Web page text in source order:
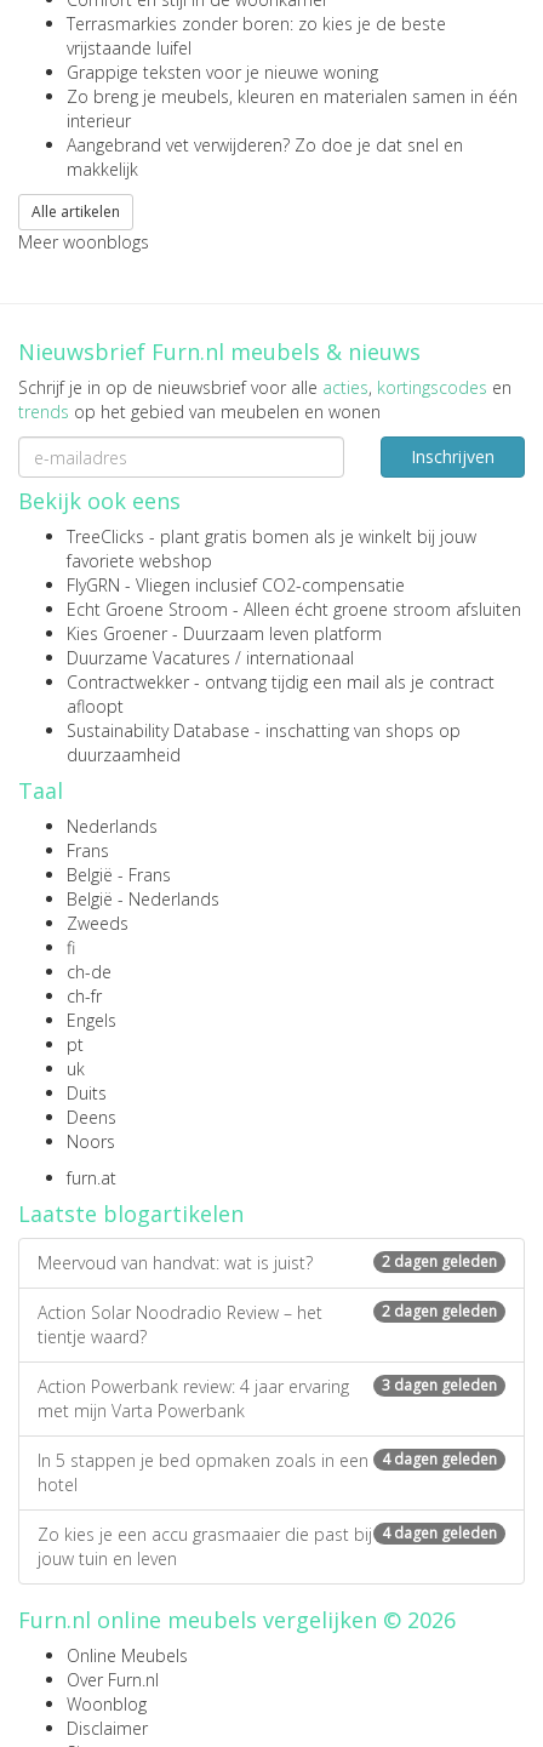
Terrasmarkies zonder boren: zo kies je de beste
vrijstaande luifel
Grappige teksten voor je nieuwe woning
Zo breng je meubels, kleuren en materialen samen in één
interieur
Aangebrand vet verwijderen? Zo doe je dat snel en
makkelijk
Alle artikelen
Meer woonblogs
Nieuwsbrief Furn.nl meubels & nieuws
Schrijf je in op de nieuwsbrief voor alle acties, kortingscodes en
trends op het gebied van meubelen en wonen
Inschrijven
Bekijk ook eens
TreeClicks - plant gratis bomen als je winkelt bij jouw
favoriete webshop
FlyGRN - Vliegen inclusief CO2-compensatie
Echt Groene Stroom - Alleen écht groene stroom afsluiten
Kies Groener - Duurzaam leven platform
Duurzame Vacatures / internationaal
Contractwekker - ontvang tijdig een mail als je contract
afloopt
Sustainability Database - inschatting van shops op
duurzaamheid
Taal
Nederlands
Frans
België - Frans
België - Nederlands
Zweeds
fi
ch-de
ch-fr
Engels
pt
uk
Duits
Deens
Noors
furn.at
Laatste blogartikelen
2 dagen geleden
Meervoud van handvat: wat is juist?
2 dagen geleden
Action Solar Noodradio Review – het
tientje waard?
3 dagen geleden
Action Powerbank review: 4 jaar ervaring
met mijn Varta Powerbank
4 dagen geleden
In 5 stappen je bed opmaken zoals in een
hotel
4 dagen geleden
Zo kies je een accu grasmaaier die past bij
jouw tuin en leven
Furn.nl online meubels vergelijken © 2026
Online Meubels
Over Furn.nl
Woonblog
Disclaimer